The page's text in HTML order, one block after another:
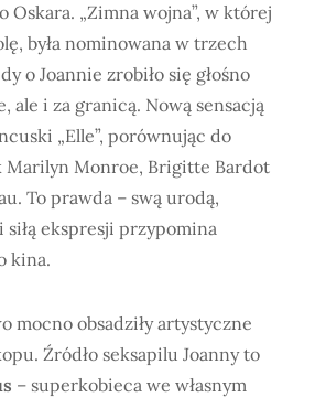
Oskara. „Zimna wojna”, w której
była nominowana w trzech
o Joannie zrobiło się głośno
ale i za granicą. Nową sensacją
„Elle”, porównując do
Marilyn Monroe, Brigitte Bardot
To prawda – swą urodą,
siłą ekspresji przypomina
kina.
mocno obsadziły artystyczne
Źródło seksapilu Joanny to
– superkobieca we własnym